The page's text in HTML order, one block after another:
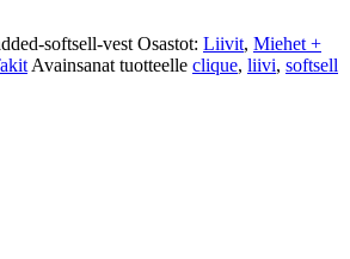
softsell-vest Osastot: Liivit, Miehet +
Avainsanat tuotteelle clique, liivi, softsell